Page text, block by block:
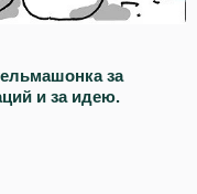
за
и за идею.